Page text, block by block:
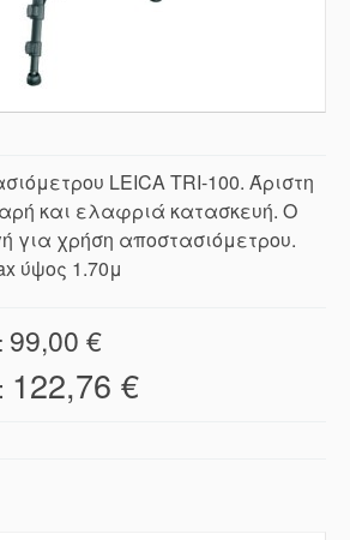
LEICA TRI-100. Άριστη
και ελαφριά κατασκευή. Ο
για χρήση αποστασιόμετρου.
ύψος 1.70μ
99,00 €
122,76 €